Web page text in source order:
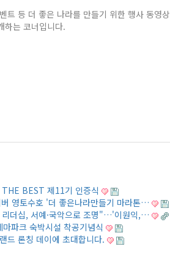
트 등 더 좋은 나라를 만들기 위한 행사 동영상
하는 코너입니다.
BEST 제11기 인증식
영토수호 '더 좋은나라만들기 마라톤…
리더십, 서예·국악으로 조명"…'이원익,…
마파크 숙박시설 착공기념식
드 론칭 데이에 초대합니다.